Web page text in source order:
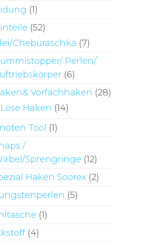
(1)
(52)
Cheburaschka (7)
Perlen/
(6)
Vorfachhaken (28)
Löse Haken (14)
Tool (1)
/
Sprengringe (12)
Haken Soorex (2)
(5)
(1)
(4)